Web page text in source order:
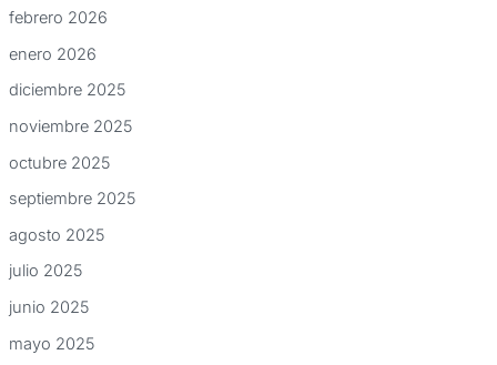
febrero 2026
enero 2026
diciembre 2025
noviembre 2025
octubre 2025
septiembre 2025
agosto 2025
julio 2025
junio 2025
mayo 2025